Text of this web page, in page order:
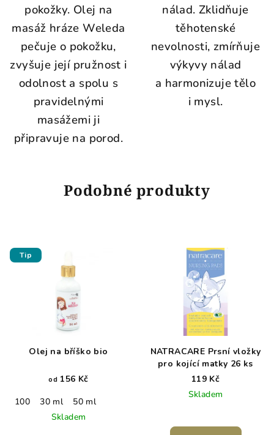
pokožky. Olej na
masáž hráze Weleda
pečuje o pokožku,
zvyšuje její pružnost i
odolnost a spolu s
pravidelnými
masážemi ji
připravuje na porod.
nálad. Zklidňuje
těhotenské
nevolnosti, zmírňuje
výkyvy nálad
a harmonizuje tělo
i mysl.
Podobné produkty
Tip
Olej na bříško bio
od 156 Kč
100
30 ml
50 ml
Skladem
NATRACARE Prsní vložky
pro kojící matky 26 ks
119 Kč
Skladem